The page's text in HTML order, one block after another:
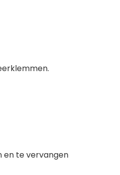
en te vervangen